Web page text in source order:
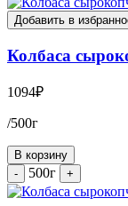
Добавить в
Колбаса
1094₽
/500г
В корзину
-
500г
+